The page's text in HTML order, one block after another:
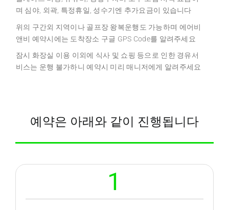
며 심야, 외곽, 특정휴일, 성수기엔 추가요금이 있습니다
위의 구간외 지역이나 골프장 왕복운행도 가능하며 에어비
앤비 예약시에는 도착장소 구글 GPS Code를 알려주세요
잠시 화장실 이용 이외에 식사 및 쇼핑 등으로 인한 경유서
비스는 운행 불가하니 예약시 미리 매니저에게 알려주세요
예약은 아래와 같이 진행됩니다
1